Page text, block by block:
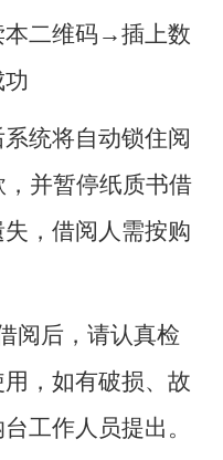
本二维码→插上数
统将自动锁住阅
并暂停纸质书借
，借阅人需按购
阅后，请认真检
，如有破损、故
工作人员提出。